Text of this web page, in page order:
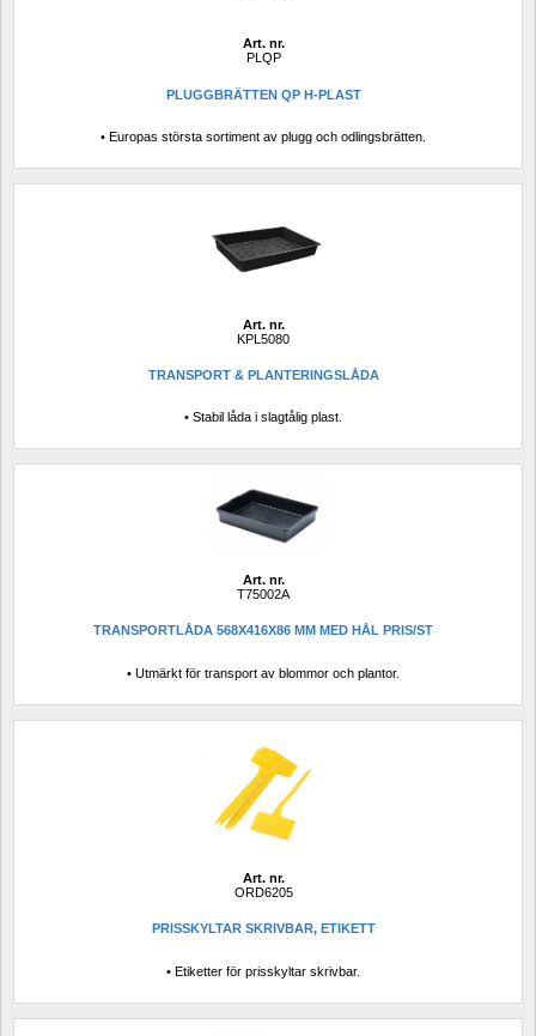
Art. nr.
PLQP
PLUGGBRÄTTEN QP H-PLAST
• Europas största sortiment av plugg och odlingsbrätten.
Art. nr.
KPL5080
TRANSPORT & PLANTERINGSLÅDA
• Stabil låda i slagtålig plast.
Art. nr.
T75002A
TRANSPORTLÅDA 568X416X86 MM MED HÅL PRIS/ST
• Utmärkt för transport av blommor och plantor.
Art. nr.
ORD6205
PRISSKYLTAR SKRIVBAR, ETIKETT
• Etiketter för prisskyltar skrivbar.